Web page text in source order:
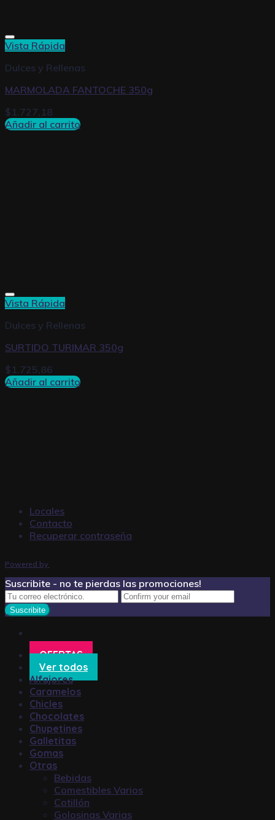
Vista Rápida
Dulces y Rellenas
MARMOLADA FANTOCHE 350g
$1.727,18
Añadir al carrito
Vista Rápida
Dulces y Rellenas
SURTIDO TURIMAR 350g
$1.725,86
Añadir al carrito
Locales
Contacto
Recuperar contraseña
Powered by
Suscribite - no te pierdas las promociones!
OFERTAS
Ver todos
Alfajores
Caramelos
Chicles
Chocolates
Chupetines
Galletitas
Gomas
Otras
Bebidas
Comestibles Varios
Cotillón
Golosinas Varias